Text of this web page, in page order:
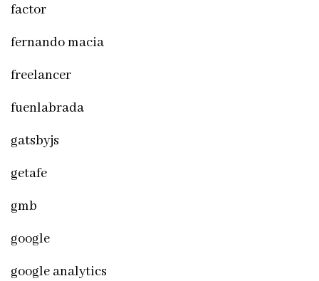
factor
fernando macia
freelancer
fuenlabrada
gatsbyjs
getafe
gmb
google
google analytics